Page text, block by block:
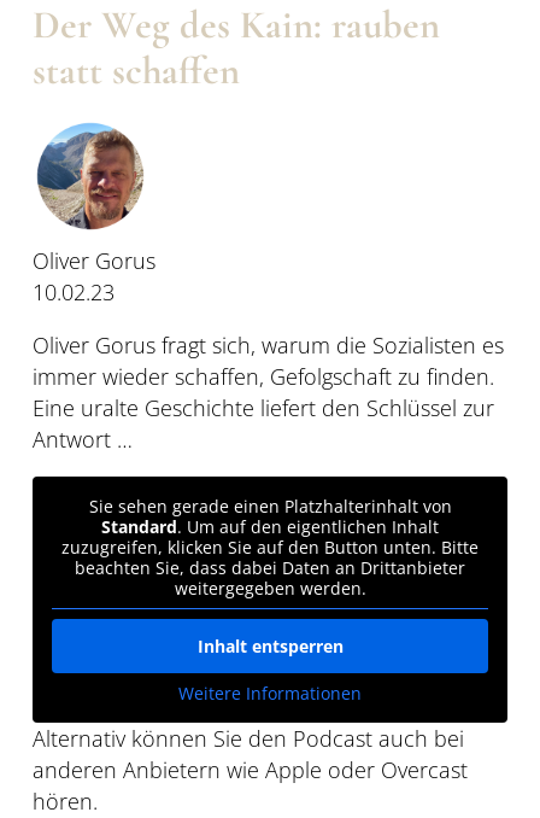
Der Weg des Kain: rauben
statt schaffen
Oliver Gorus
10.02.23
Oliver Gorus fragt sich, warum die Sozialisten es
immer wieder schaffen, Gefolgschaft zu finden.
Eine uralte Geschichte liefert den Schlüssel zur
Antwort …
Sie sehen gerade einen Platzhalterinhalt von
Standard. Um auf den eigentlichen Inhalt
zuzugreifen, klicken Sie auf den Button unten. Bitte
beachten Sie, dass dabei Daten an Drittanbieter
weitergegeben werden.
Inhalt entsperren
Weitere Informationen
Alternativ können Sie den Podcast auch bei
anderen Anbietern wie Apple oder Overcast
hören.